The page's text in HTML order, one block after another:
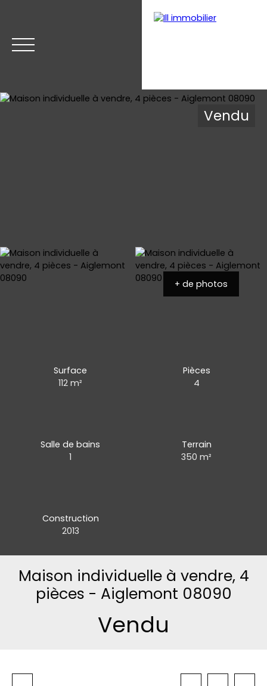
Vendu
+ de photos
Surface
112m²
Pièces
4
Salle de bains
1
Terrain
350m²
Construction
2013
Maison individuelle à vendre, 4
pièces - Aiglemont 08090
Vendu